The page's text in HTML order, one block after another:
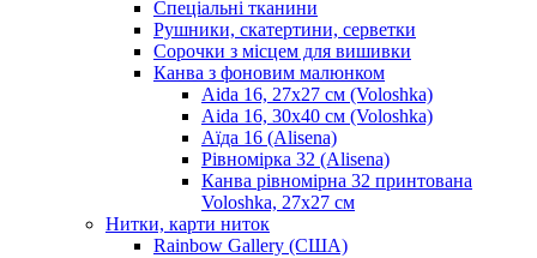
Спеціальні тканини
Рушники, скатертини, серветки
Сорочки з місцем для вишивки
Канва з фоновим малюнком
Aida 16, 27х27 см (Voloshka)
Aida 16, 30х40 см (Voloshka)
Аїда 16 (Alisena)
Рівномірка 32 (Alisena)
Канва рівномірна 32 принтована
Voloshka, 27х27 см
Нитки, карти ниток
Rainbow Gallery (США)